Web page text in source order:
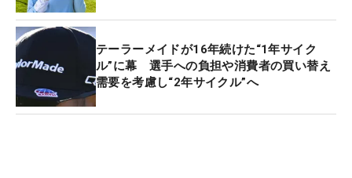
テーラーメイドが16年続けた“1年サイク
ル”に幕 選手への負担や消費者の買い替え
需要を考慮し“2年サイクル”へ